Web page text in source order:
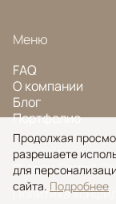
Меню
FAQ
О компании
Блог
Портфолио
© Ansy Carpet
Политика
Продолжая
разрешаете
для
сайта. Подробнее